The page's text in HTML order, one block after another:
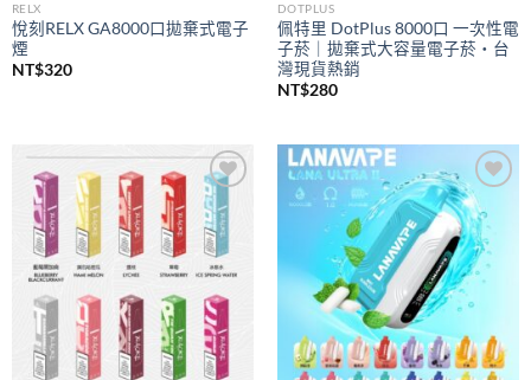
RELX
悅刻RELX GA8000口拋棄式電子
煙
NT$320
DOTPLUS
佩特里 DotPlus 8000口 一次性電
子菸｜拋棄式大容量電子菸・台
灣現貨熱銷
NT$280
Add to
wishlist
Add to
wishlist